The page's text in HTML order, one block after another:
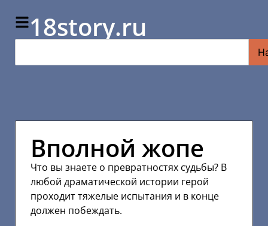
18story.ru
Вполной жопе
Что вы знаете о превратностях судьбы? В
любой драматической истории герой
проходит тяжелые испытания и в конце
должен побеждать.